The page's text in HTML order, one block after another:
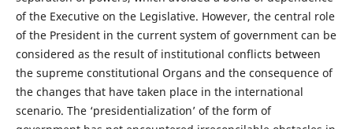
of the Executive on the Legislative. However, the central role
of the President in the current system of government can be
considered as the result of institutional conflicts between
the supreme constitutional Organs and the consequence of
the changes that have taken place in the international
scenario. The ‘presidentialization’ of the form of